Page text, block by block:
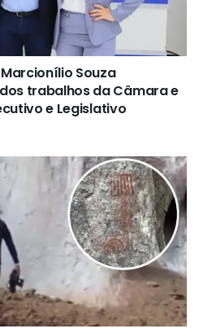
Souza
trabalhos da Câmara e
e Legislativo